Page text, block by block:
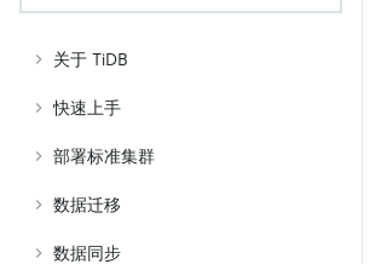
关于 TiDB
快速上手
部署标准集群
数据迁移
数据同步